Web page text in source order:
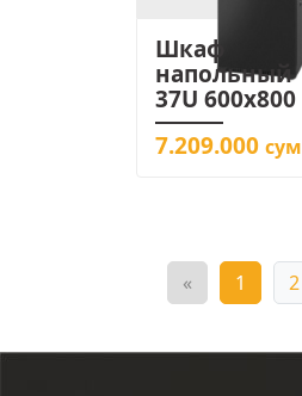
Шкаф
напольный
37U 600x800
7.209.000 сум
« 1 2